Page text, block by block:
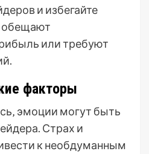
и избегайте
обещают
или требуют
факторы
эмоции могут быть
Страх и
к необдуманным